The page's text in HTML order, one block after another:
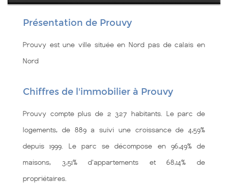
Présentation de Prouvy
Prouvy est une ville située en Nord pas de calais en
Nord
Chiffres de l'immobilier à Prouvy
Prouvy compte plus de 2 327 habitants. Le parc de
logements, de 889 a suivi une croissance de 4,59%
depuis 1999. Le parc se décompose en 96,49% de
maisons, 3,51% d'appartements et 68,14% de
propriétaires.